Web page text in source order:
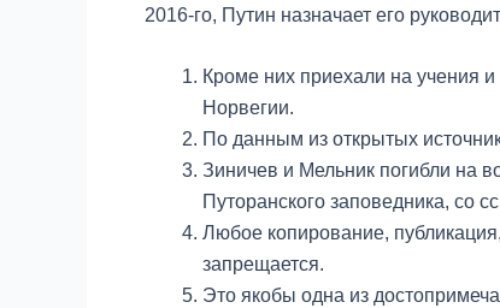
2016-го, Путин назначает его
Кроме них приехали на учения
Норвегии.
По данным из открытых
Зиничев и Мельник погибли на
Путоранского заповедника, со
Любое копирование,
запрещается.
Это якобы одна из